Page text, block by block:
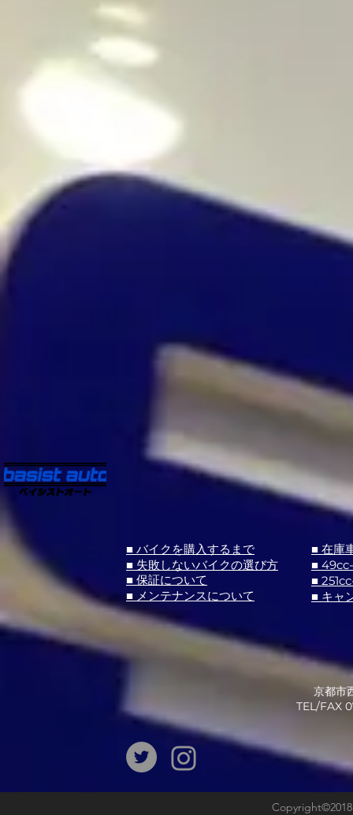
■ バイクを購入するまで
■ 失敗しないバイクの選び方
■ 保証について
■ メンテナンスについて
■ 在庫
■
■
■ キャ
京都市
​TEL/FAX